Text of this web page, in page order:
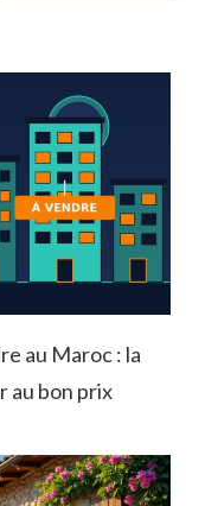
au Maroc : la
au bon prix